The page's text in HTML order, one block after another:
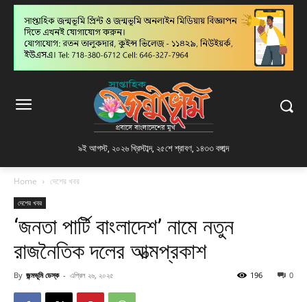
৯ই আগস্ট, ২০২৬ খ্রিস্টাব্দ, ২৫শে শ্রাবণ, ১৪৩৩ বঙ্গাব্দ
Home দেশের খবর
দেশের খবর
‘জনতা পার্টি বাংলাদেশ’ নামে নতুন
রাজনৈতিক দলের আত্মপ্রকাশ
By জন্মভূমি ডেস্ক - এপ্রিল ২৬, ২০২৫ 0
196